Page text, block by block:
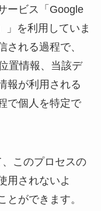
ービス「Google
」を利用していま
される過程で、
置情報、当該デ
報が利用される
で個人を特定で
このプロセスの
用されないよ
とができます。